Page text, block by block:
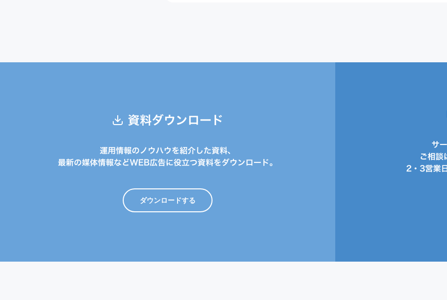
資料ダウンロード
運用情報のノウハウを紹介した資料、
最新の媒体情報などWEB広告に役立つ資料をダウンロード。
ダウンロードする
サ
ご相談
2・3営業